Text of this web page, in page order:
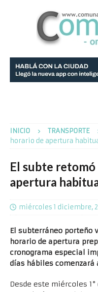
INICIO TRANSPORTE
horario de apertura
El subte
apertura
miércoles 1 diciembre,
El subterráneo porteño
horario de apertura
cronograma especial
días hábiles comenzará
Desde este miércoles